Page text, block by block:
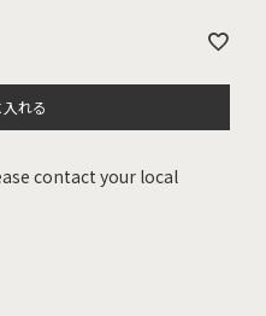
れる
contact your local